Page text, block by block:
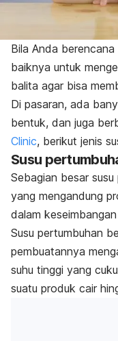
Bila Anda
baiknya untuk
balita agar bisa
Di pasaran, ada
bentuk, dan juga
Clinic, berikut jenis
Susu
Sebagian besar
yang mengandung
dalam
Susu pertumbuhan
pembuatannya
suhu tinggi yang
suatu produk cair